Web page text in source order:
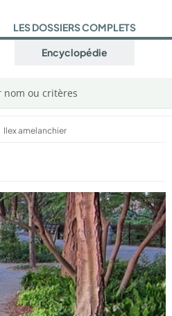
LES DOSSIERS COMPLETS
Encyclopédie
nom ou critères
Ilex amelanchier